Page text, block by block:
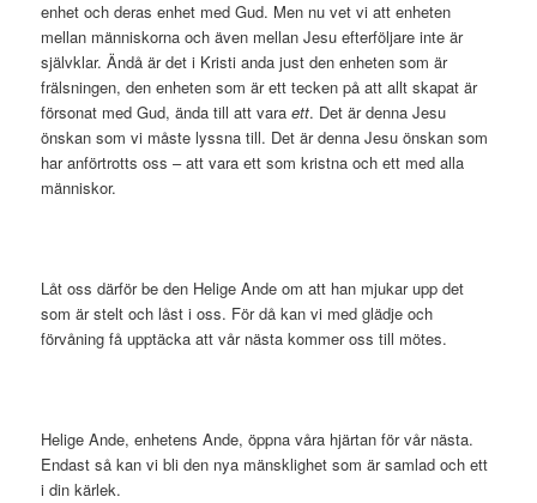
enhet och deras enhet med Gud. Men nu vet vi att enheten
mellan människorna och även mellan Jesu efterföljare inte är
självklar. Ändå är det i Kristi anda just den enheten som är
frälsningen, den enheten som är ett tecken på att allt skapat är
försonat med Gud, ända till att varaett. Det är denna Jesu
önskan som vi måste lyssna till. Det är denna Jesu önskan som
har anförtrotts oss – att vara ett som kristna och ett med alla
människor.
Låt oss därför be den Helige Ande om att han mjukar upp det
som är stelt och låst i oss. För då kan vi med glädje och
förvåning få upptäcka att vår nästa kommer oss till mötes.
Helige Ande, enhetens Ande, öppna våra hjärtan för vår nästa.
Endast så kan vi bli den nya mänsklighet som är samlad och ett
i din kärlek.